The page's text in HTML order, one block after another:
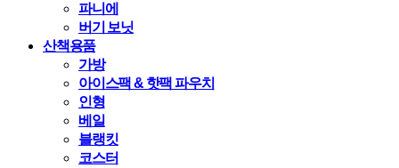
파니에
버기 보닛
산책용품
가방
아이스팩 & 핫팩 파우치
인형
베일
블랭킷
코스터